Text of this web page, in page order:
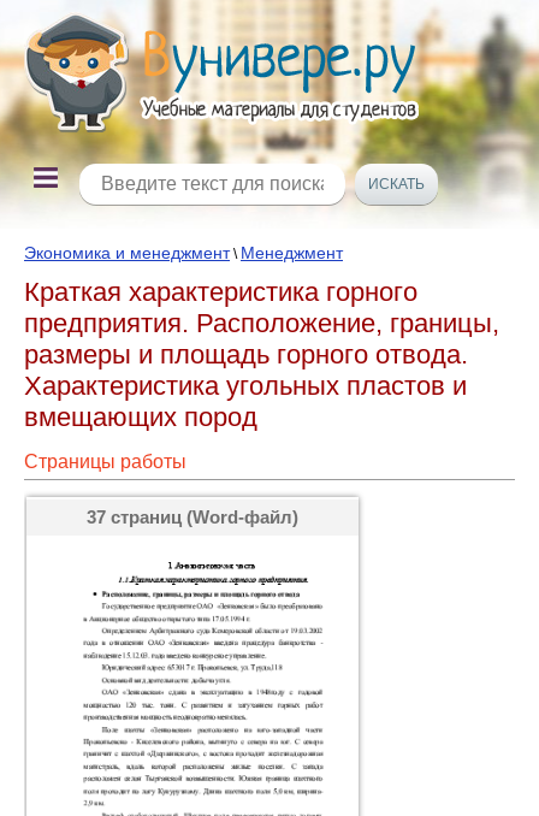
Экономика и менеджмент\ Менеджмент
Краткая характеристика горного
предприятия. Расположение, границы,
размеры и площадь горного отвода.
Характеристика угольных пластов и
вмещающих пород
Страницы работы
37 страниц (Word-файл)